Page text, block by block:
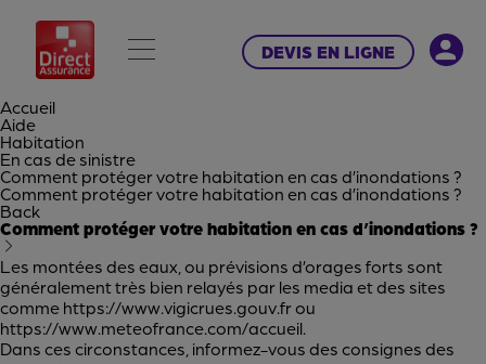
DEVIS EN LIGNE
Accueil
Aide
Habitation
En cas de sinistre
Comment protéger votre habitation en cas d’inondations ?
Comment protéger votre habitation en cas d’inondations ?
Back
Comment protéger votre habitation en cas d’inondations ?
Les montées des eaux, ou prévisions d’orages forts sont
généralement très bien relayés par les media et des sites
comme https://www.vigicrues.gouv.frou
https://www.meteofrance.com/accueil.
Dans ces circonstances, informez-vous des consignes des